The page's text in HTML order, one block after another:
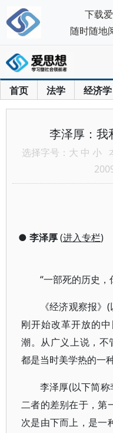
首页 法学 经济学
李泽厚：我
选择字号： 大 中 小
● 李泽厚(进入专栏)
“一部死的历史，
《经济观察报
刚开始改革开放的
潮。从广义上说，不
都是当时美学热的一
李泽厚(以下简称
二者的差别在于，第
次是由下而上，是一
下载
随时随地